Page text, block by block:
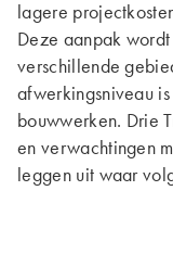
lagere
Deze aanpak
verschillende
afwerkingsniveau
bouwwerken. Drie
en verwachtingen
leggen uit waar